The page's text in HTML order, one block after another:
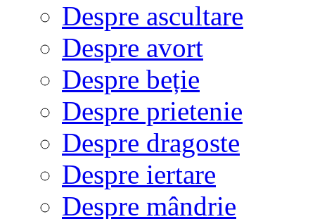
Despre ascultare
Despre avort
Despre beție
Despre prietenie
Despre dragoste
Despre iertare
Despre mândrie